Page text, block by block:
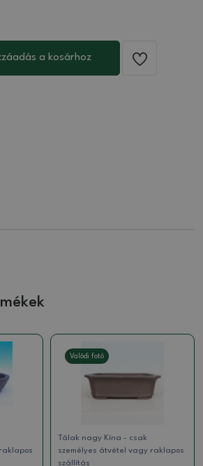
a kosárhoz
Valódi fotó
Tálak nagy Kína - csak
személyes átvétel vagy raklapos
szállítás